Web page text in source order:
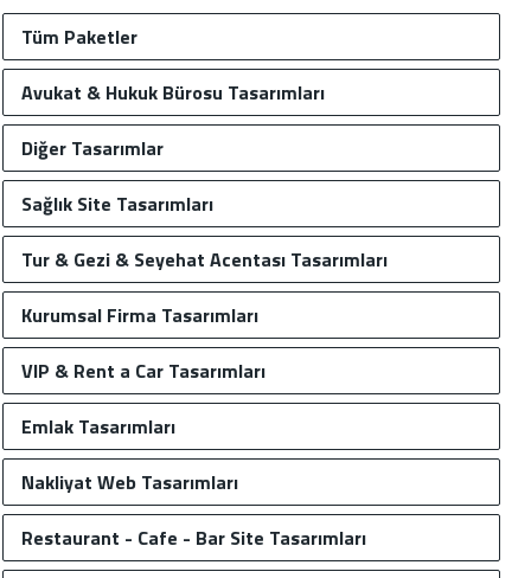
Tüm Paketler
Avukat & Hukuk Bürosu Tasarımları
Diğer Tasarımlar
Sağlık Site Tasarımları
Tur & Gezi & Seyehat Acentası Tasarımları
Kurumsal Firma Tasarımları
VIP & Rent a Car Tasarımları
Emlak Tasarımları
Nakliyat Web Tasarımları
Restaurant - Cafe - Bar Site Tasarımları